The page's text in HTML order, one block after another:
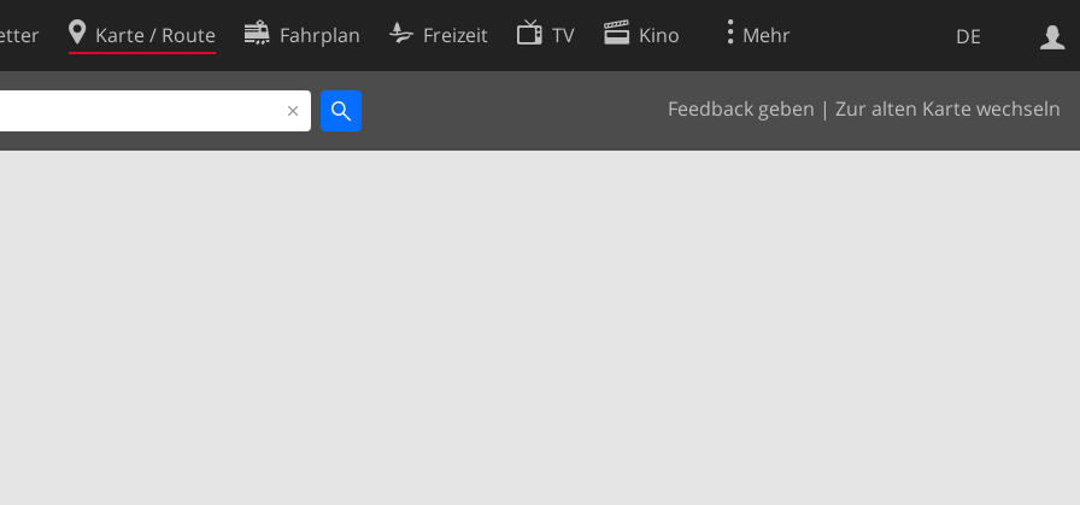
DE
Karte / Route Fahrplan Freizeit TV Kino Mehr
Feedback geben | Zur alten Karte wechseln
Websuche
Cookie-Richtlinie
Cookie-Einstellungen